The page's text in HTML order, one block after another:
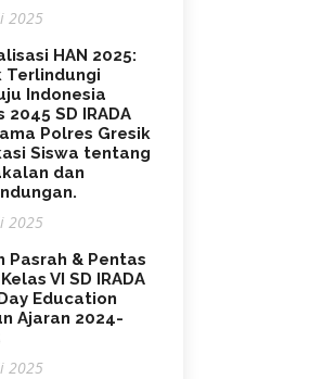
2025
HAN 2025:
Terlindungi
Indonesia
2045 SD IRADA
Polres Gresik
Siswa tentang
dan
2025
Pasrah & Pentas
VI SD IRADA
Education
Ajaran 2024-
2025